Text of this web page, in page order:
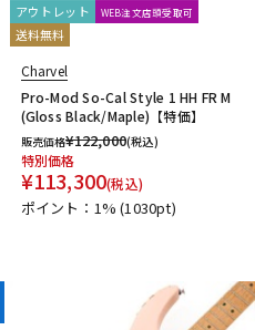
アウトレット WEB注文店頭受取可
送料無料
Charvel
Pro-Mod So-Cal Style 1 HH FR M
(Gloss Black/Maple)【特価】
販売価格¥122,000(税込)
特別価格
¥113,300(税込)
ポイント：1%(1030pt)